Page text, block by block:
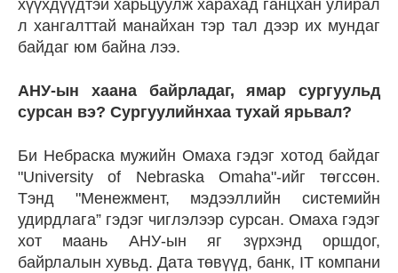
хүүхдүүдтэй харьцуулж харахад ганцхан улирал
л хангалттай манайхан тэр тал дээр их мундаг
байдаг юм байна лээ.
АНУ-ын хаана байрладаг, ямар сургуульд
сурсан вэ? Сургуулийнхаа тухай ярьвал?
Би Небраска мужийн Омаха гэдэг хотод байдаг
"University of Nebraska Omaha"-ийг төгссөн.
Тэнд "Менежмент, мэдээллийн системийн
удирдлага” гэдэг чиглэлээр сурсан. Омаха гэдэг
хот маань АНУ-ын яг зүрхэнд оршдог,
байрлалын хувьд. Дата төвүүд, банк, IT компани